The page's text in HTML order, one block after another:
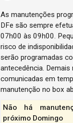
As manutenções
DFe são sempre
07h00 às 09h00.
risco de
serão programadas
antecedência.
comunicadas em
manutenção no box
Não há
próximo Domingo